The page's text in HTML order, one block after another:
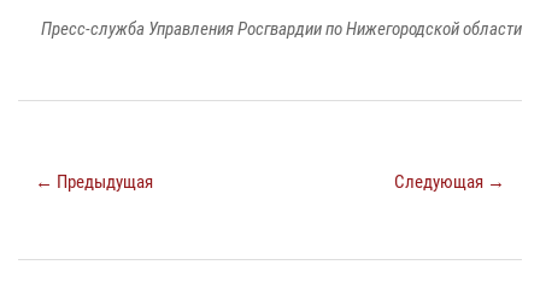
Пресс-служба Управления Росгвардии по Нижегородской области
← Предыдущая Следующая →